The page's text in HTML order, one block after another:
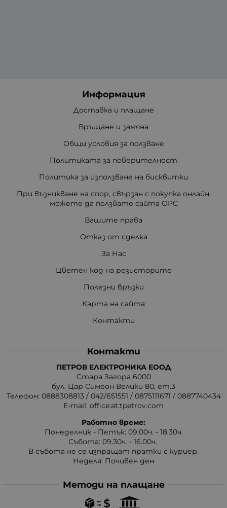
Информация
Доставка и плащане
Връщане и замяна
Общи условия за ползване
Политиката за поверителност
Политика за използване на бисквитки
При възникване на спор, свързан с покупка онлайн,
можете да ползвате сайта ОРС
Вашите права
Отказ от сделка
За Нас
Цветен код на резисторите
Полезни връзки
Карта на сайта
Контакти
Контакти
ПЕТРОВ ЕЛЕКТРОНИКА ЕООД
Стара Загора 6000
бул. Цар Симеон Велики 80, ет.3
Телефон: 0888308813 / 042/651551 / 0875111671 / 0887740434
E-mail: office:at:tpetrov.com
Работно време:
Понеделник - Петък: 09.00ч. - 18.30ч.
Събота: 09.30ч. - 16.00ч.
В събота не се изпращат пратки с куриер.
Неделя: Почивен ден
Методи на плащане